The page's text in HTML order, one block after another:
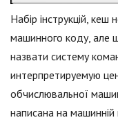
Набір інструкцій,
машинного коду,
назвати систему
интерпретируемую
обчислювальної
написана на машинній